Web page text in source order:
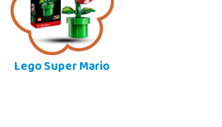
Lego Super Mario